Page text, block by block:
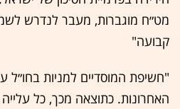
מט״ח מוגברות, מעבר לנדרש
קבועה"
"חשיפת המוסדיים למניות